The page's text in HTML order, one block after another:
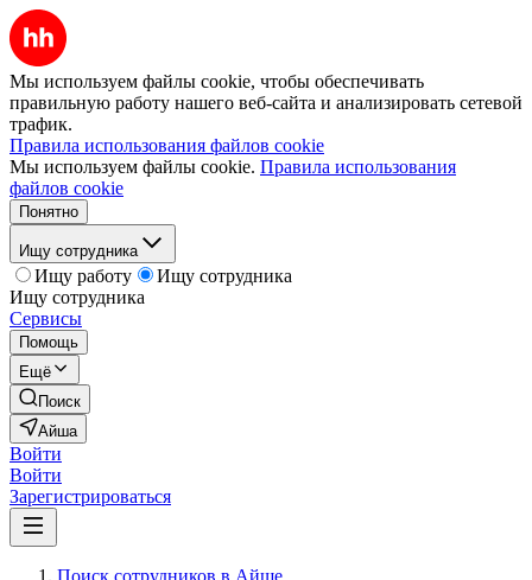
Мы используем файлы cookie, чтобы обеспечивать
правильную работу нашего веб-сайта и анализировать сетевой
трафик.
Правила использования файлов cookie
Мы используем файлы cookie. Правила использования
файлов cookie
Понятно
Ищу сотрудника
Ищу работу
Ищу сотрудника
Ищу сотрудника
Сервисы
Помощь
Ещё
Поиск
Айша
Войти
Войти
Зарегистрироваться
Поиск сотрудников в Айше